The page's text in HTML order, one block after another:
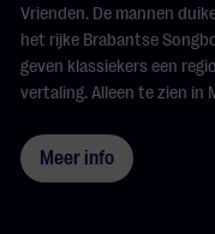
Vrienden. De mannen
het rijke Brabantse
geven klassiekers een
vertaling. Alleen te zien in
Meer info